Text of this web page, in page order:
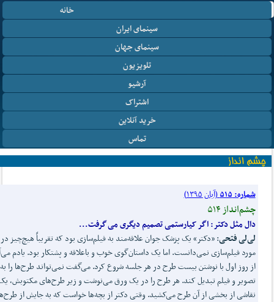
خانه
سینمای ایران
سینمای جهان
تلویزیون
آرشیو
اشتراک
خرید آنلاین
تماس
شماره: ۵۱۵ (آبان ۱۳۹۵)
چشم‌انداز ۵۱۴
دال مثل دکتر: اگر کیارستمی تصمیم دیگری میگرفت...
لیلی فتحی: «دکتر» یک پزشک جوان علاقه‌مند به فیلم‌سازی بود که تقریباً هیچ‌چیز در
مورد فیلم‌سازی نمی‌دانست. اما یک داستان‌گوی خوب و باعلاقه و پشتکار بود. یادم
از روز اول با نوشتن بیست طرح در هر جلسه شروع کرد. می‌گفت نمی‌تواند طرح‌ها را به
تصویر و فیلم تبدیل کند. هر طرح را در یک ورق می‌نوشت و زیر طرح‌های مکتوبش،
نقاشی از بخشی از آن طرح می‌کشید. وقتی دکتر از بچه‌ها خواست که به جایش از